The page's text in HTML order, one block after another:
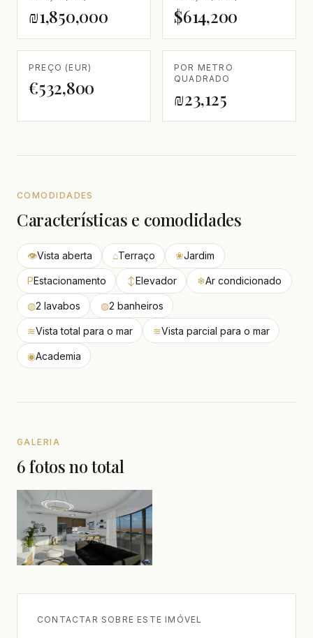
₪1,850,000 $614,200
PREÇO (EUR)
€532,800
POR METRO
QUADRADO
₪23,125
COMODIDADES
Características e comodidades
👁Vista aberta ⌂Terraço ❀Jardim
PEstacionamento ↕Elevador ❄Ar condicionado
◍2 lavabos ◍2 banheiros
≋Vista total para o mar ≋Vista parcial para o mar
◉Academia
GALERIA
6 fotos no total
CONTACTAR SOBRE ESTE IMÓVEL